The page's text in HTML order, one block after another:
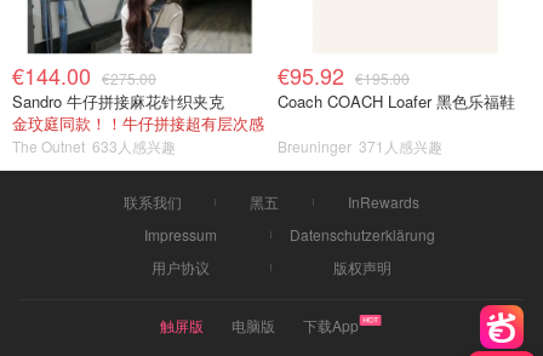
€144.00 €275.00
Sandro 牛仔拼接麻花针织夹克
金玟庭同款！！牛仔拼接超有层次感
The Outnet 633人感兴趣
€95.92 €195.00
Coach COACH Loafer 黑色乐福鞋
Breuninger 371人感兴趣
联系我们 黑五
InRewards
Impressum
Datenschutzerklärung
用户协议
版权声明
触屏版 电脑版
下载App